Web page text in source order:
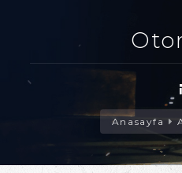
Anasayfa